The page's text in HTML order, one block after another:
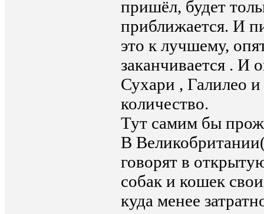
пришёл, будет
приближается. И
это к лучшему,
заканчивается . И
Сухари , Галилео и
количество.
Тут самим бы
В
говорят в
собак и кошек
куда менее